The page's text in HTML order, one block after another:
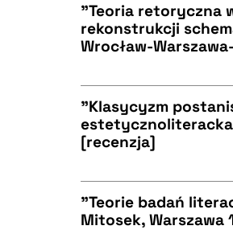
BIBTEX
CZYSTY TEKST
BIBTEX
"Teoria retoryczna
rekonstrukcji
Wrocław-
CZYSTY TEKST
"Klasycyzm
[recenzja]
"Teorie badań
Mitosek, Warszawa